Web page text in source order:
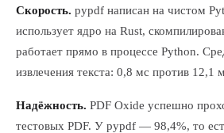
Скорость. pypdf написан на чистом
использует ядро на Rust,
работает прямо в процессе Python.
извлечения текста: 0,8 мс против 12,1
Надёжность. PDF Oxide успешно
тестовых PDF. У pypdf — 98,4%, то